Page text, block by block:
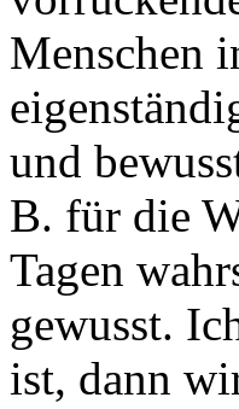
Menschen
und
B. für die
Tagen
gewusst.
ist, dann